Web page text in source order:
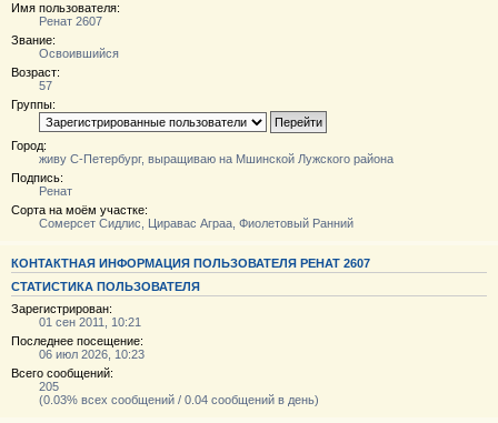
Имя пользователя:
Ренат 2607
Звание:
Освоившийся
Возраст:
57
Группы:
Город:
живу С-Петербург, выращиваю на Мшинской Лужского района
Подпись:
Ренат
Сорта на моём участке:
Сомерсет Сидлис, Циравас Аграа, Фиолетовый Ранний
КОНТАКТНАЯ ИНФОРМАЦИЯ ПОЛЬЗОВАТЕЛЯ РЕНАТ 2607
СТАТИСТИКА ПОЛЬЗОВАТЕЛЯ
Зарегистрирован:
01 сен 2011, 10:21
Последнее посещение:
06 июл 2026, 10:23
Всего сообщений:
205
(0.03% всех сообщений / 0.04 сообщений в день)